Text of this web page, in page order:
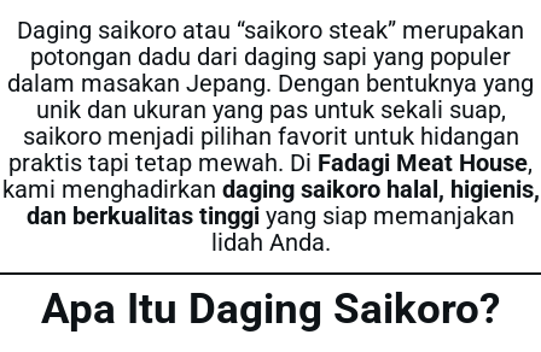
Daging saikoro atau “saikoro steak” merupakan
potongan dadu dari daging sapi yang populer
dalam masakan Jepang. Dengan bentuknya yang
unik dan ukuran yang pas untuk sekali suap,
saikoro menjadi pilihan favorit untuk hidangan
praktis tapi tetap mewah. Di Fadagi Meat House,
kami menghadirkan daging saikoro halal, higienis,
dan berkualitas tinggi yang siap memanjakan
lidah Anda.
Apa Itu Daging Saikoro?